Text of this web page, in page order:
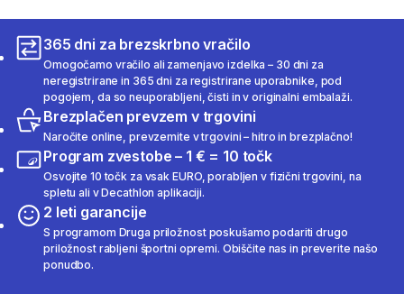
365 dni za brezskrbno vračilo
Omogočamo vračilo ali zamenjavo izdelka – 30 dni za
neregistrirane in 365 dni za registrirane uporabnike, pod
pogojem, da so neuporabljeni, čisti in v originalni embalaži.
Brezplačen prevzem v trgovini
Naročite online, prevzemite v trgovini – hitro in brezplačno!
Program zvestobe – 1 € = 10 točk
Osvojite 10 točk za vsak EURO, porabljen v fizični trgovini, na
spletu ali v Decathlon aplikaciji.
2 leti garancije
S programom Druga priložnost poskušamo podariti drugo
priložnost rabljeni športni opremi. Obiščite nas in preverite našo
ponudbo.